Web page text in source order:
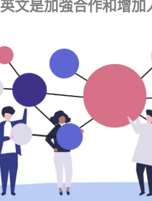
英文是加強合作和增加